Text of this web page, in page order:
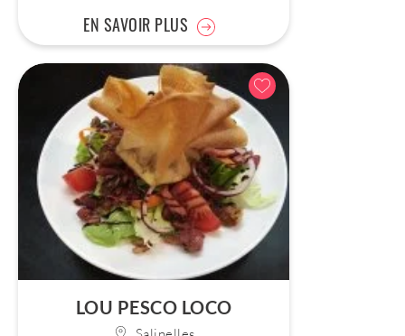
EN SAVOIR PLUS
LOU PESCO LOCO